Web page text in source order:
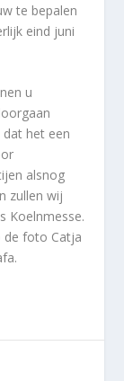
te bepalen
eind juni
u
het een
alsnog
zullen wij
Koelnmesse.
de foto Catja